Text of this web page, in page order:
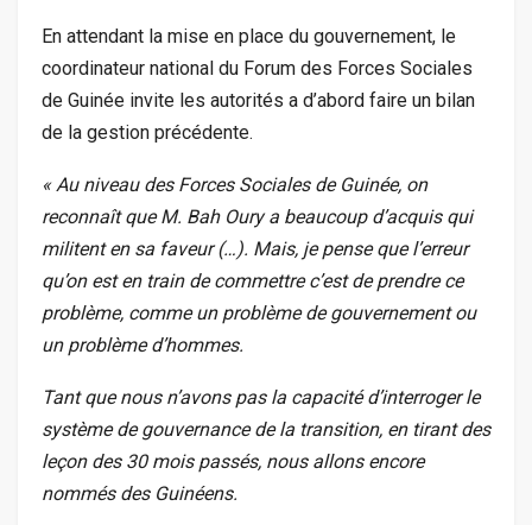
En attendant la mise en place du gouvernement, le
coordinateur national du Forum des Forces Sociales
de Guinée invite les autorités a d’abord faire un bilan
de la gestion précédente.
« Au niveau des Forces Sociales de Guinée, on
reconnaît que M. Bah Oury a beaucoup d’acquis qui
militent en sa faveur (…). Mais, je pense que l’erreur
qu’on est en train de commettre c’est de prendre ce
problème, comme un problème de gouvernement ou
un problème d’hommes.
Tant que nous n’avons pas la capacité d’interroger le
système de gouvernance de la transition, en tirant des
leçon des 30 mois passés, nous allons encore
nommés des Guinéens.